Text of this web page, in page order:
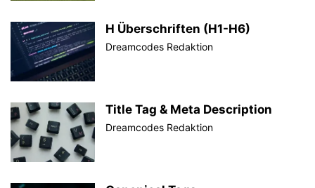
H Überschriften (H1-H6)
Dreamcodes Redaktion
Title Tag & Meta Description
Dreamcodes Redaktion